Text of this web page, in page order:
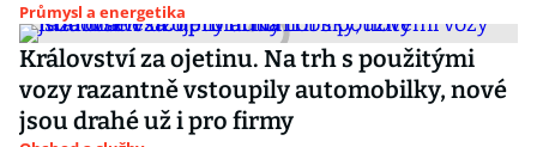
Průmysl a energetika
Království za ojetinu. Na trh s použitými
vozy razantně vstoupily automobilky, nové
jsou drahé už i pro firmy